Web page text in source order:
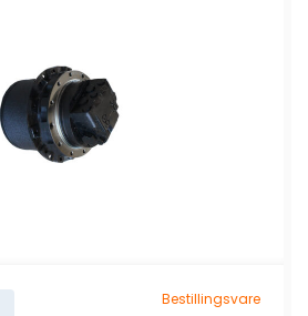
Bestillingsvare